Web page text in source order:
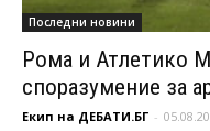
Последни новини
Рома и Атлетико
споразумение за
Екип на ДЕБАТИ.БГ -